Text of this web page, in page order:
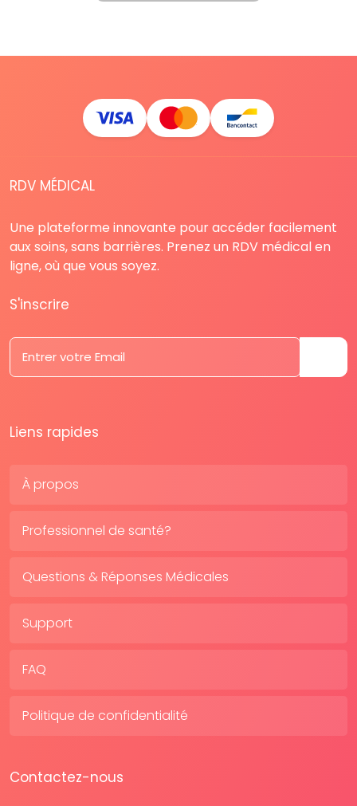
RDV MÉDICAL
Une plateforme innovante pour accéder facilement
aux soins, sans barrières. Prenez un RDV médical en
ligne, où que vous soyez.
S'inscrire
Liens rapides
À propos
Professionnel de santé?
Questions & Réponses Médicales
Support
FAQ
Politique de confidentialité
Contactez-nous